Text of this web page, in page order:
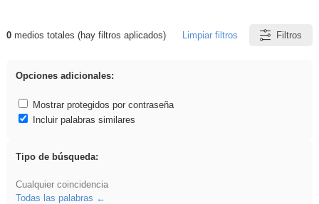
Resultados de: gritar
0medios totales (hay filtros aplicados) Limpiar filtros Filtros
Opciones adicionales:
Mostrar protegidos por contraseña
Incluir palabras similares
Tipo de búsqueda:
Cualquier coincidencia
Todas las palabras